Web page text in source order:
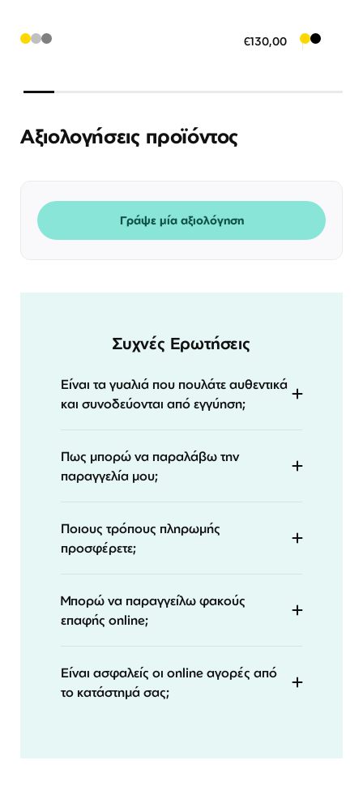
€130,00
Αξιολογήσεις προϊόντος
Γράψε μία αξιολόγηση
Συχνές Ερωτήσεις
Είναι τα γυαλιά που πουλάτε αυθεντικά
και συνοδεύονται από εγγύηση;
Πως μπορώ να παραλάβω την
παραγγελία μου;
Ποιους τρόπους πληρωμής
προσφέρετε;
Μπορώ να παραγγείλω φακούς
επαφής online;
Είναι ασφαλείς οι online αγορές από
το κατάστημά σας;